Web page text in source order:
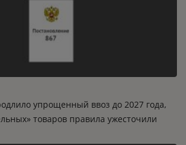
упрощенный ввоз до 2027 года,
товаров правила ужесточили